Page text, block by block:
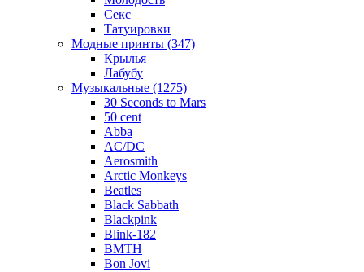
Секс
Татуировки
Модные принты (347)
Крылья
Лабубу
Музыкальные (1275)
30 Seconds to Mars
50 cent
Abba
AC/DC
Aerosmith
Arctic Monkeys
Beatles
Black Sabbath
Blackpink
Blink-182
BMTH
Bon Jovi